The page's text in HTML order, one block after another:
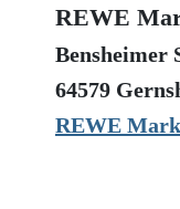
REWE
Bensheimer
64579
REWE